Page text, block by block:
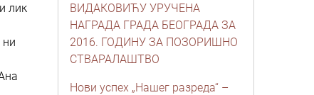
лик
ни
ВИДАКОВИЋУ УРУЧЕНА
НАГРАДА ГРАДА БЕОГРАДА ЗА
2016. ГОДИНУ ЗА ПОЗОРИШНО
СТВАРАЛАШТВО
Нови успех „Нашег разреда“ –